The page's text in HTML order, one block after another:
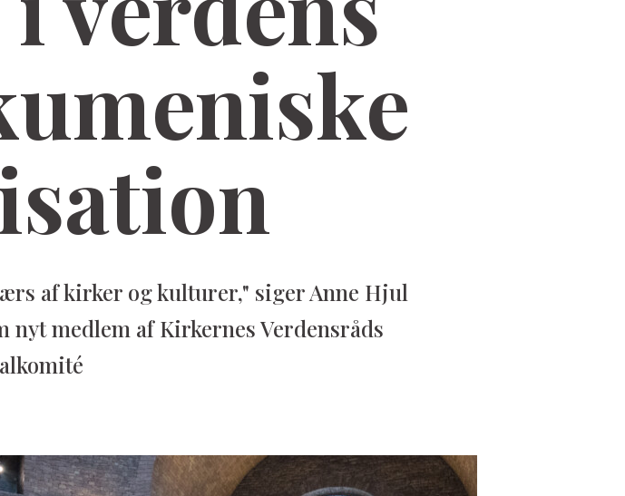
af kirker og kulturer," siger Anne Hjul
nyt medlem af Kirkernes Verdensråds